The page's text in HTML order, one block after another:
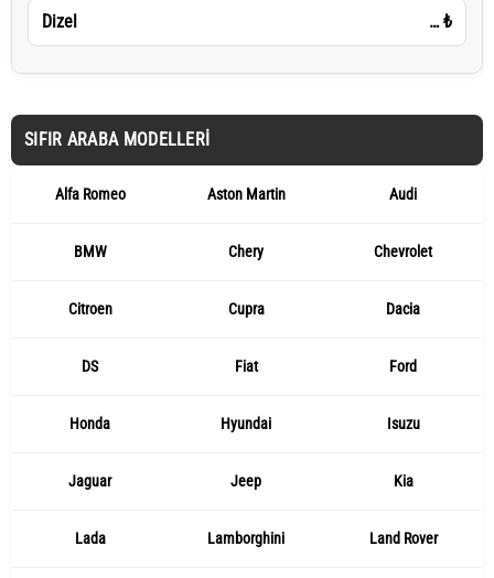
Dizel … ₺
SIFIR ARABA MODELLERI
Alfa Romeo Aston Martin Audi
BMW Chery Chevrolet
Citroen Cupra Dacia
DS Fiat Ford
Honda Hyundai Isuzu
Jaguar Jeep Kia
Lada Lamborghini Land Rover